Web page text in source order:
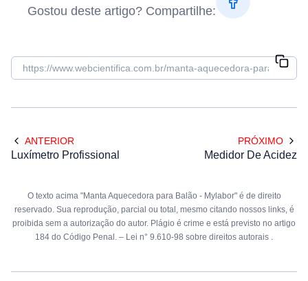
Gostou deste artigo? Compartilhe:
ANTERIOR
Luxímetro Profissional
PRÓXIMO
Medidor De Acidez
O texto acima "Manta Aquecedora para Balão - Mylabor" é de direito
reservado. Sua reprodução, parcial ou total, mesmo citando nossos links, é
proibida sem a autorização do autor. Plágio é crime e está previsto no artigo
184 do Código Penal. – Lei n° 9.610-98 sobre direitos autorais .